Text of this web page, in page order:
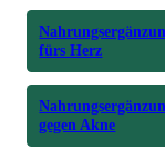
fürs Herz
gegen Akne